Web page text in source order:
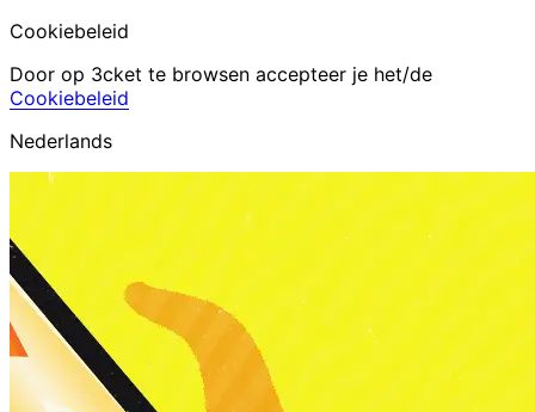
Cookiebeleid
Door op 3cket te browsen accepteer je het/de
Cookiebeleid
Nederlands